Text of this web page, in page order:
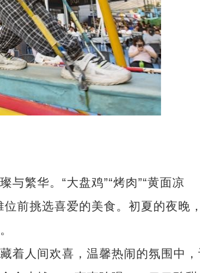
繁华。“大盘鸡”“烤肉”“黄面凉
前挑选喜爱的美食。初夏的夜晚
人间欢喜，温馨热闹的氛围中